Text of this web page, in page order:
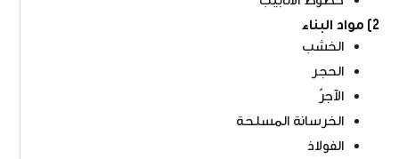
2) مواد البناء
الخشب
الحجر
الآجرّ
الخرسانة المسلحة
الفولاذ